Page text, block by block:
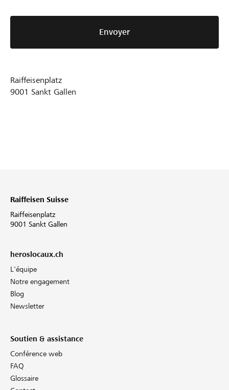
Envoyer
Raiffeisenplatz
9001 Sankt Gallen
Raiffeisen Suisse
Raiffeisenplatz
9001 Sankt Gallen
heroslocaux.ch
L'équipe
Notre engagement
Blog
Newsletter
Soutien & assistance
Conférence web
FAQ
Glossaire